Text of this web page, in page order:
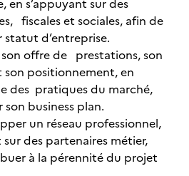
en s’appuyant sur des
fiscales et sociales, afin de
d’entreprise.
offre de prestations, son
positionnement, en
des pratiques du marché,
son business plan.
un réseau professionnel,
sur des partenaires métier,
à la pérennité du projet